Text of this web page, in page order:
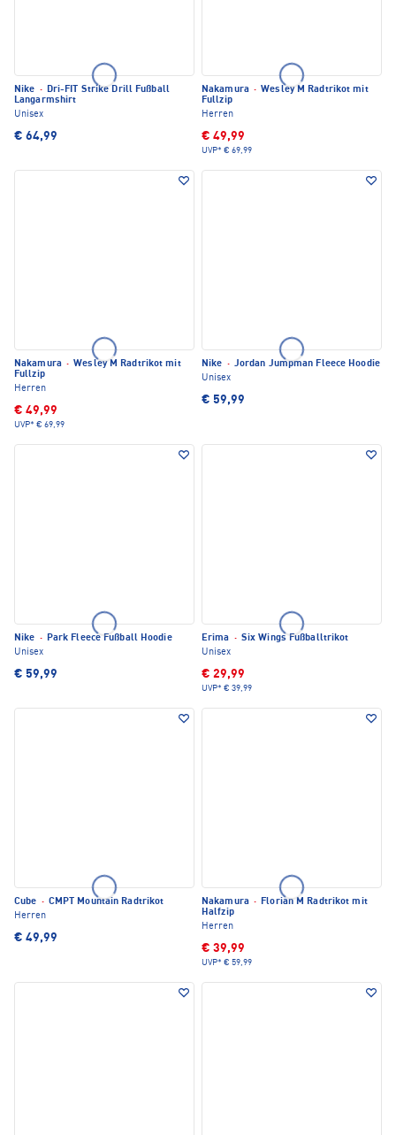
Nike · Dri-FIT Strike Drill Fußball
Langarmshirt
Unisex
€ 64,99
Nakamura · Wesley M Radtrikot mit
Fullzip
Herren
€ 49,99
UVP* € 69,99
Nakamura · Wesley M Radtrikot mit
Fullzip
Herren
€ 49,99
UVP* € 69,99
Nike · Jordan Jumpman Fleece Hoodie
Unisex
€ 59,99
Nike · Park Fleece Fußball Hoodie
Unisex
€ 59,99
Erima · Six Wings Fußballtrikot
Unisex
€ 29,99
UVP* € 39,99
Cube · CMPT Mountain Radtrikot
Herren
€ 49,99
Nakamura · Florian M Radtrikot mit
Halfzip
Herren
€ 39,99
UVP* € 59,99